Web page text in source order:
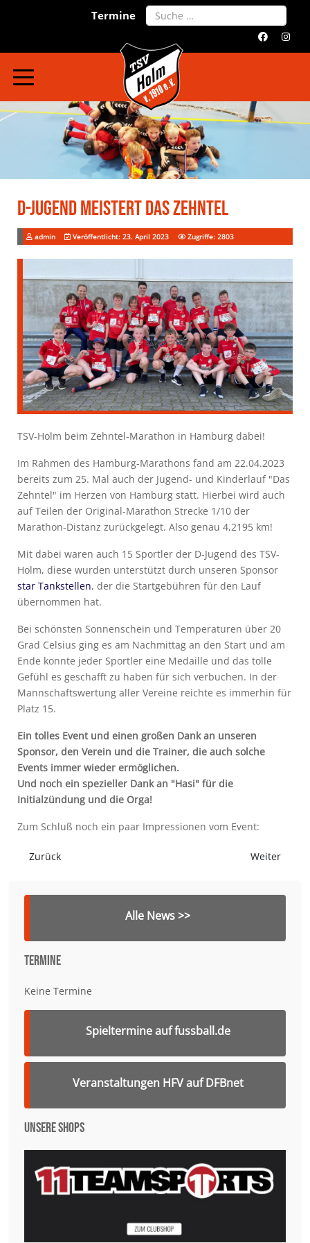
Search
Termine
D-Jugend Meistert Das Zehntel
admin Veröffentlicht: 23. April 2023 Zugriffe: 2803
TSV-Holm beim Zehntel-Marathon in Hamburg dabei!
Im Rahmen des Hamburg-Marathons fand am 22.04.2023
bereits zum 25. Mal auch der Jugend- und Kinderlauf "Das
Zehntel" im Herzen von Hamburg statt. Hierbei wird auch
auf Teilen der Original-Marathon Strecke 1/10 der
Marathon-Distanz zurückgelegt. Also genau 4,2195 km!
Mit dabei waren auch 15 Sportler der D-Jugend des TSV-
Holm, diese wurden unterstützt durch unseren Sponsor
star Tankstellen, der die Startgebühren für den Lauf
übernommen hat.
Bei schönsten Sonnenschein und Temperaturen über 20
Grad Celsius ging es am Nachmittag an den Start und am
Ende konnte jeder Sportler eine Medaille und das tolle
Gefühl es geschafft zu haben für sich verbuchen. In der
Mannschaftswertung aller Vereine reichte es immerhin für
Platz 15.
Ein tolles Event und einen großen Dank an unseren
Sponsor, den Verein und die Trainer, die auch solche
Events immer wieder ermöglichen.
Und noch ein spezieller Dank an "Hasi" für die
Initialzündung und die Orga!
Zum Schluß noch ein paar Impressionen vom Event:
Vorheriger Beitrag: Toller Fußball beim Dr. Klein Cup
Zurück Nächster
Weiter
Alle News >>
Termine
Keine Termine
Spieltermine auf fussball.de
Veranstaltungen HFV auf DFBnet
Unsere Shops